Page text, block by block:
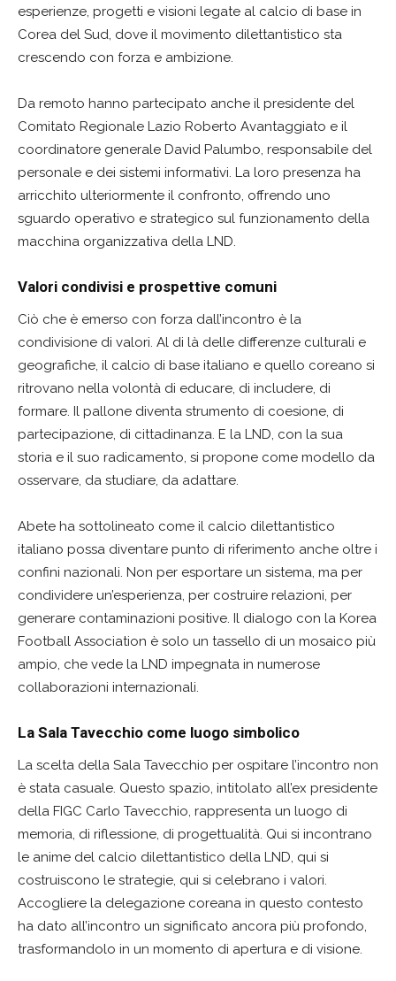
esperienze, progetti e visioni legate al calcio di base in
Corea del Sud, dove il movimento dilettantistico sta
crescendo con forza e ambizione.
Da remoto hanno partecipato anche il presidente del
Comitato Regionale Lazio Roberto Avantaggiato e il
coordinatore generale David Palumbo, responsabile del
personale e dei sistemi informativi. La loro presenza ha
arricchito ulteriormente il confronto, offrendo uno
sguardo operativo e strategico sul funzionamento della
macchina organizzativa della LND.
Valori condivisi e prospettive comuni
Ciò che è emerso con forza dall’incontro è la
condivisione di valori. Al di là delle differenze culturali e
geografiche, il calcio di base italiano e quello coreano si
ritrovano nella volontà di educare, di includere, di
formare. Il pallone diventa strumento di coesione, di
partecipazione, di cittadinanza. E la LND, con la sua
storia e il suo radicamento, si propone come modello da
osservare, da studiare, da adattare.
Abete ha sottolineato come il calcio dilettantistico
italiano possa diventare punto di riferimento anche oltre i
confini nazionali. Non per esportare un sistema, ma per
condividere un’esperienza, per costruire relazioni, per
generare contaminazioni positive. Il dialogo con la Korea
Football Association è solo un tassello di un mosaico più
ampio, che vede la LND impegnata in numerose
collaborazioni internazionali.
La Sala Tavecchio come luogo simbolico
La scelta della Sala Tavecchio per ospitare l’incontro non
è stata casuale. Questo spazio, intitolato all’ex presidente
della FIGC Carlo Tavecchio, rappresenta un luogo di
memoria, di riflessione, di progettualità. Qui si incontrano
le anime del calcio dilettantistico della LND, qui si
costruiscono le strategie, qui si celebrano i valori.
Accogliere la delegazione coreana in questo contesto
ha dato all’incontro un significato ancora più profondo,
trasformandolo in un momento di apertura e di visione.